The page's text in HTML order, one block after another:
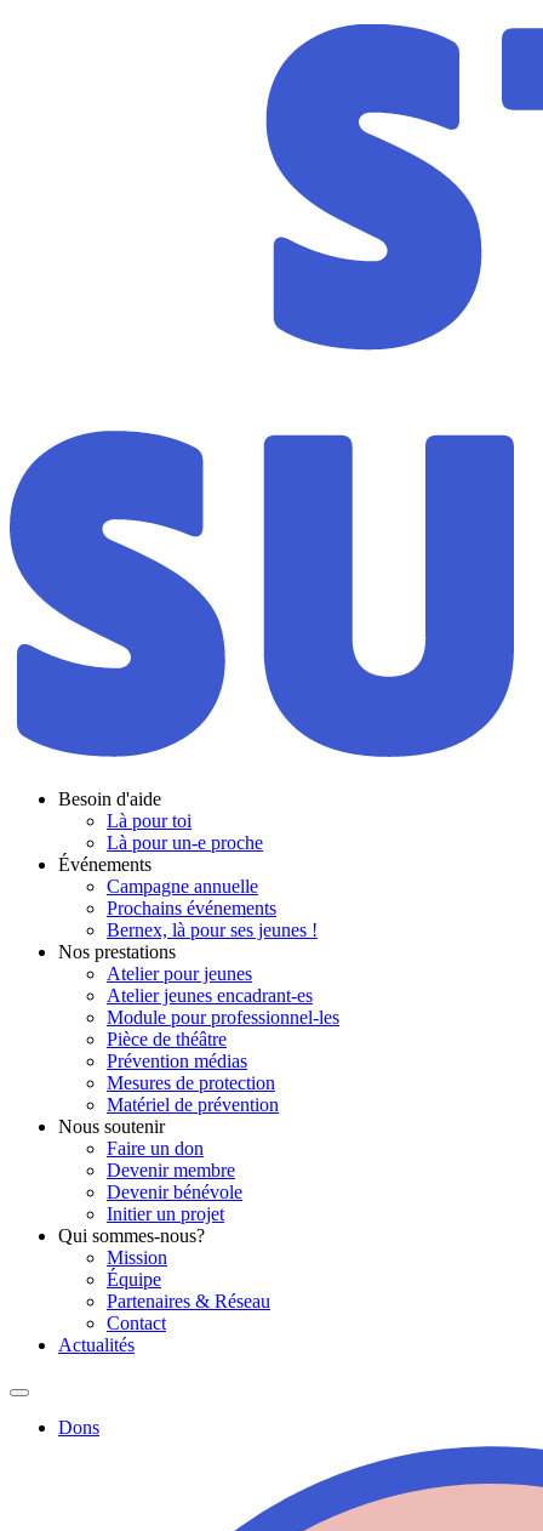
Besoin d'aide
Là pour toi
Là pour un-e proche
Événements
Campagne annuelle
Prochains événements
Bernex, là pour ses jeunes !
Nos prestations
Atelier pour jeunes
Atelier jeunes encadrant-es
Module pour professionnel-les
Pièce de théâtre
Prévention médias
Mesures de protection
Matériel de prévention
Nous soutenir
Faire un don
Devenir membre
Devenir bénévole
Initier un projet
Qui sommes-nous?
Mission
Équipe
Partenaires & Réseau
Contact
Actualités
Dons